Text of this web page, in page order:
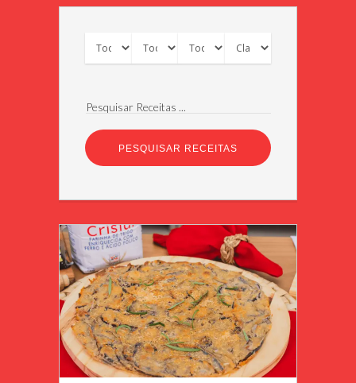
Pesquisar Receitas ...